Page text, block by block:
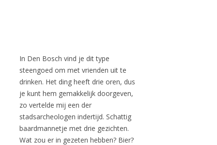
In Den Bosch vind je dit type
steengoed om met vrienden uit te
drinken. Het ding heeft drie oren, dus
je kunt hem gemakkelijk doorgeven,
zo vertelde mij een der
stadsarcheologen indertijd. Schattig
baardmannetje met drie gezichten.
Wat zou er in gezeten hebben? Bier?